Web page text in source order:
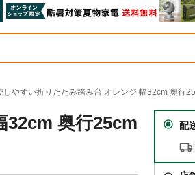
しやすい折りたたみ踏み台 オレンジ 幅32cm 奥行
奥行25cm 配